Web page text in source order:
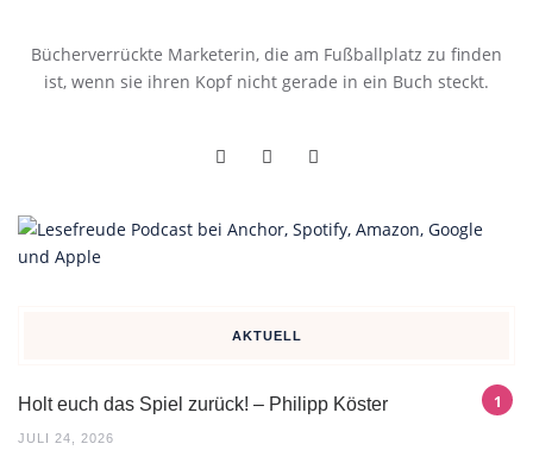
Bücherverrückte Marketerin, die am Fußballplatz zu finden
ist, wenn sie ihren Kopf nicht gerade in ein Buch steckt.
AKTUELL
Holt euch das Spiel zurück! – Philipp Köster
JULI 24, 2026